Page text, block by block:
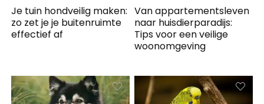
Je tuin hondveilig maken:
zo zet je je buitenruimte
effectief af
Van appartementsleven
naar huisdierparadijs:
Tips voor een veilige
woonomgeving